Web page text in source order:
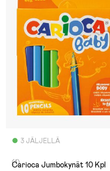
3 JÄLJELLÄ
(1)
Carioca Jumbokynät 10 Kpl